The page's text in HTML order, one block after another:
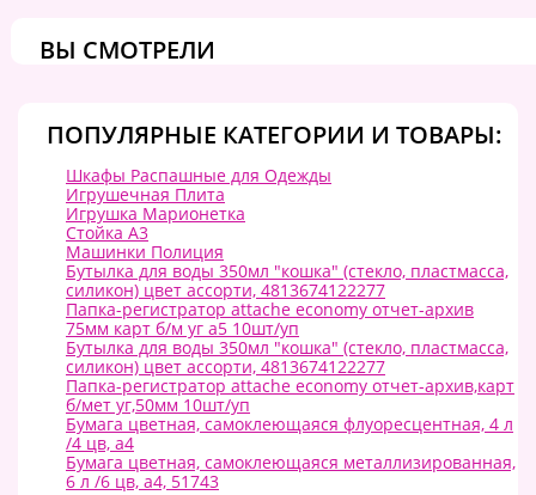
ВЫ СМОТРЕЛИ
ПОПУЛЯРНЫЕ КАТЕГОРИИ И ТОВАРЫ:
Шкафы Распашные для Одежды
Игрушечная Плита
Игрушка Марионетка
Стойка А3
Машинки Полиция
Бутылка для воды 350мл "кошка" (стекло, пластмасса,
силикон) цвет ассорти, 4813674122277
Папка-регистратор attache economy отчет-архив
75мм карт б/м уг а5 10шт/уп
Бутылка для воды 350мл "кошка" (стекло, пластмасса,
силикон) цвет ассорти, 4813674122277
Папка-регистратор attache economy отчет-архив,карт
б/мет уг,50мм 10шт/уп
Бумага цветная, самоклеющаяся флуоресцентная, 4 л
/4 цв, а4
Бумага цветная, самоклеющаяся металлизированная,
6 л /6 цв, а4, 51743